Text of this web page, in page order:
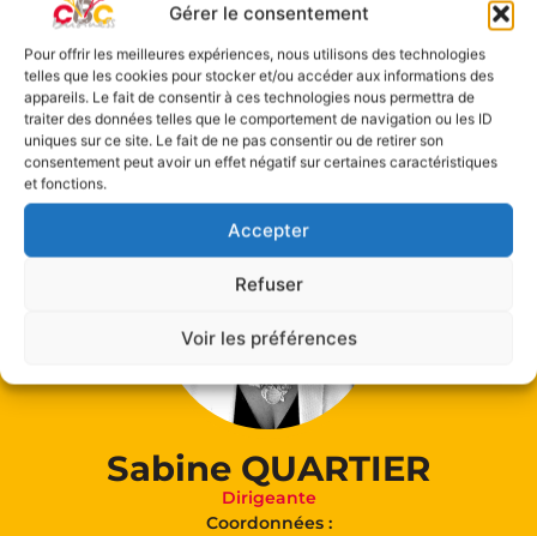
Gérer le consentement
Pour offrir les meilleures expériences, nous utilisons des technologies
telles que les cookies pour stocker et/ou accéder aux informations des
appareils. Le fait de consentir à ces technologies nous permettra de
traiter des données telles que le comportement de navigation ou les ID
uniques sur ce site. Le fait de ne pas consentir ou de retirer son
consentement peut avoir un effet négatif sur certaines caractéristiques
et fonctions.
Accepter
Refuser
Voir les préférences
Des Équipes d’agents de propreté qualifiés en intervention
Pour : Particuliers – Copropriétés – Collectivités –
Commerces – Bureaux – Industries
Sabine QUARTIER
Dirigeante
Coordonnées :